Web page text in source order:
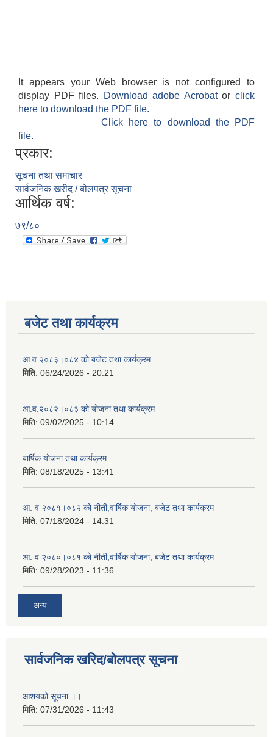
It appears your Web browser is not configured to
display PDF files.
Download adobe Acrobatorclick
here to download the PDF file.
Click here to download the PDF
file.
प्रकार:
सूचना तथा समाचार
सार्वजनिक खरीद / बोलपत्र सूचना
आर्थिक वर्ष:
७९/८०
बजेट तथा कार्यक्रम
आ.व.२०८३।०८४ को बजेट तथा कार्यक्रम
मिति: 06/24/2026 - 20:21
आ.व.२०८२।०८३ को योजना तथा कार्यक्रम
मिति: 09/02/2025 - 10:14
बार्षिक योजना तथा कार्यक्रम
मिति: 08/18/2025 - 13:41
आ. व २०८१।०८२ को नीती,वार्षिक योजना, बजेट तथा कार्यक्रम
मिति: 07/18/2024 - 14:31
आ. व २०८०।०८१ को नीती,वार्षिक योजना, बजेट तथा कार्यक्रम
मिति: 09/28/2023 - 11:36
अन्य
सार्वजनिक खरिद/बोलपत्र सूचना
आशयको सूचना ।।
मिति: 07/31/2026 - 11:43